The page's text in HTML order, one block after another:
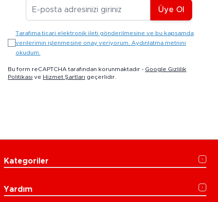
E-posta Adresiniz
Üye Ol
Tarafıma ticari elektronik ileti gönderilmesine ve bu kapsamda
verilerimin işlenmesine onay veriyorum. Aydınlatma metnini
okudum.
Bu form reCAPTCHA tarafından korunmaktadır - Google Gizlilik
Politikası ve Hizmet Şartları geçerlidir.
Kategoriler
Yardım